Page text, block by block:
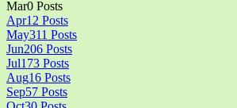
Mar0 Posts
Apr12 Posts
May311 Posts
Jun206 Posts
Jul173 Posts
Aug16 Posts
Sep57 Posts